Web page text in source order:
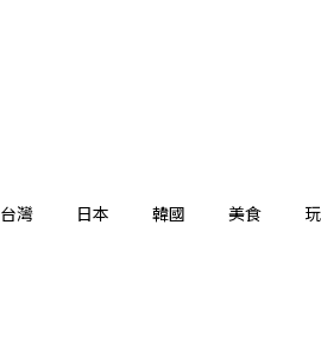
台灣 日本 韓國 美食